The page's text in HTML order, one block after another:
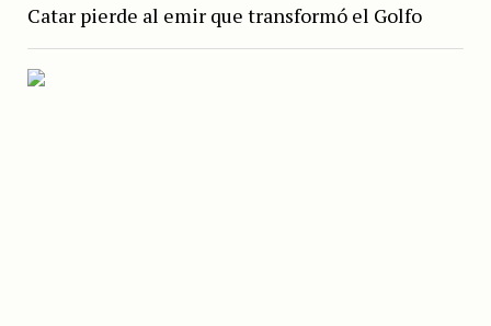
Catar pierde al emir que transformó el Golfo